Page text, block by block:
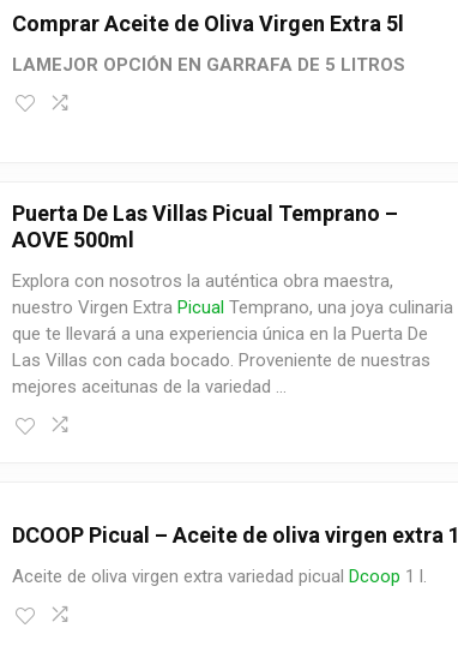
Comprar Aceite de Oliva Virgen Extra 5l
LAMEJOR OPCIÓN EN GARRAFA DE 5 LITROS
Puerta De Las Villas Picual Temprano –
AOVE 500ml
Explora con nosotros la auténtica obra maestra,
nuestro Virgen Extra Picual Temprano, una joya culinaria
que te llevará a una experiencia única en la Puerta De
Las Villas con cada bocado. Proveniente de nuestras
mejores aceitunas de la variedad ...
DCOOP Picual – Aceite de oliva virgen extra 1l
Aceite de oliva virgen extra variedad picual Dcoop 1 l.